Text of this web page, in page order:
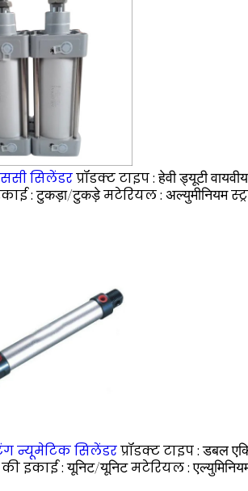
सिलेंडरप्रॉडक्ट टाइप :हेवी ड्यूटी
:टुकड़ा/टुकड़ेमटेरियल : अल्युमीनियम
न्यूमेटिक सिलेंडरप्रॉडक्ट टाइप :डबल
इकाई :यूनिट/यूनिटमटेरियल :